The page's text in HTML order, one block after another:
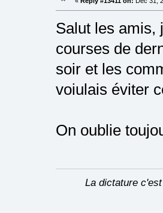
Salut les amis,
courses de
soir et les
voiulais éviter
On oublie
La dictature